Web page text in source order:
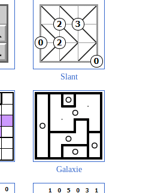
Slant
Galaxie